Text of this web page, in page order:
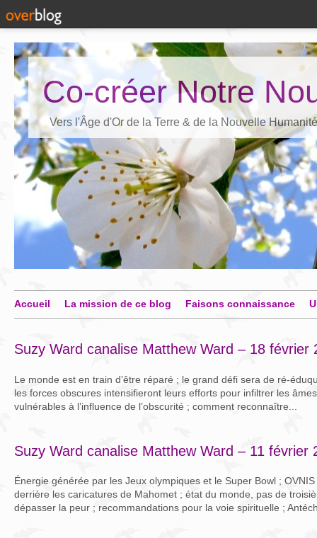
Co-créer Notre
Vers l'Âge d'Or de la Terre & de la Nouvelle Humanité
Accueil La mission de ce blog Faisons connaissance
Suzy Ward canalise Matthew Ward – 18 février
Le monde est en train d’être réparé ; le grand défi sera de ré-
les forces obscures intensifieront leurs efforts pour infiltrer les
vulnérables à l’influence de l’obscurité ; comment reconnaître...
Suzy Ward canalise Matthew Ward – 11 février
Énergie générée par les Jeux olympiques et le Super Bowl ;
derrière les caricatures de Mahomet ; état du monde, pas de
dépasser la peur ; recommandations pour la voie spirituelle ;